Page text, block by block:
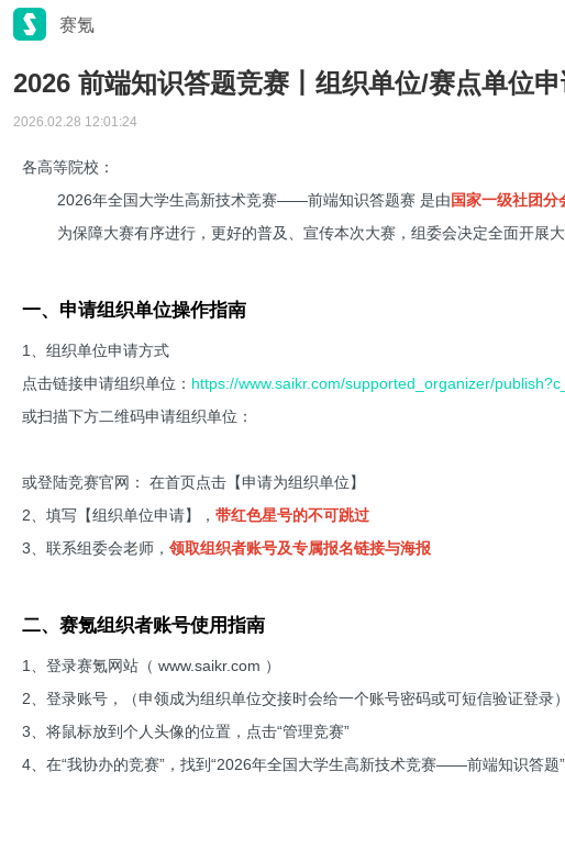
赛氪
2026 前端知识答题竞赛丨组织单位/赛点单位
2026.02.28 12:01:24
各高等院校：
2026年全国大学生高新技术竞赛——前端知识答题赛 是由国家一级社团
为保障大赛有序进行，更好的普及、宣传本次大赛，组委会决定全面开展
一、申请组织单位操作指南
1、组织单位申请方式
点击链接申请组织单位： https://www.saikr.com/supported_organizer/
或扫描下方二维码申请组织单位：
或登陆竞赛官网： 在首页点击【申请为组织单位】
2、填写【组织单位申请】， 带红色星号的不可跳过
3、联系组委会老师， 领取组织者账号及专属报名链接与海报
二、赛氪组织者账号使用指南
1、登录赛氪网站（ www.saikr.com ）
2、登录账号，（申领成为组织单位交接时会给一个账号密码或可短信验证登录）
3、将鼠标放到个人头像的位置，点击“管理竞赛”
4、在“我协办的竞赛”，找到“2026年全国大学生高新技术竞赛——前端知识答